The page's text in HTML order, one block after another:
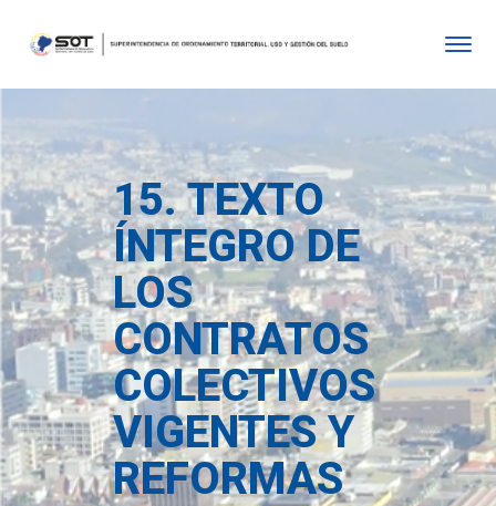
15. TEXTO
ÍNTEGRO DE
LOS
CONTRATOS
COLECTIVOS
VIGENTES Y
REFORMAS